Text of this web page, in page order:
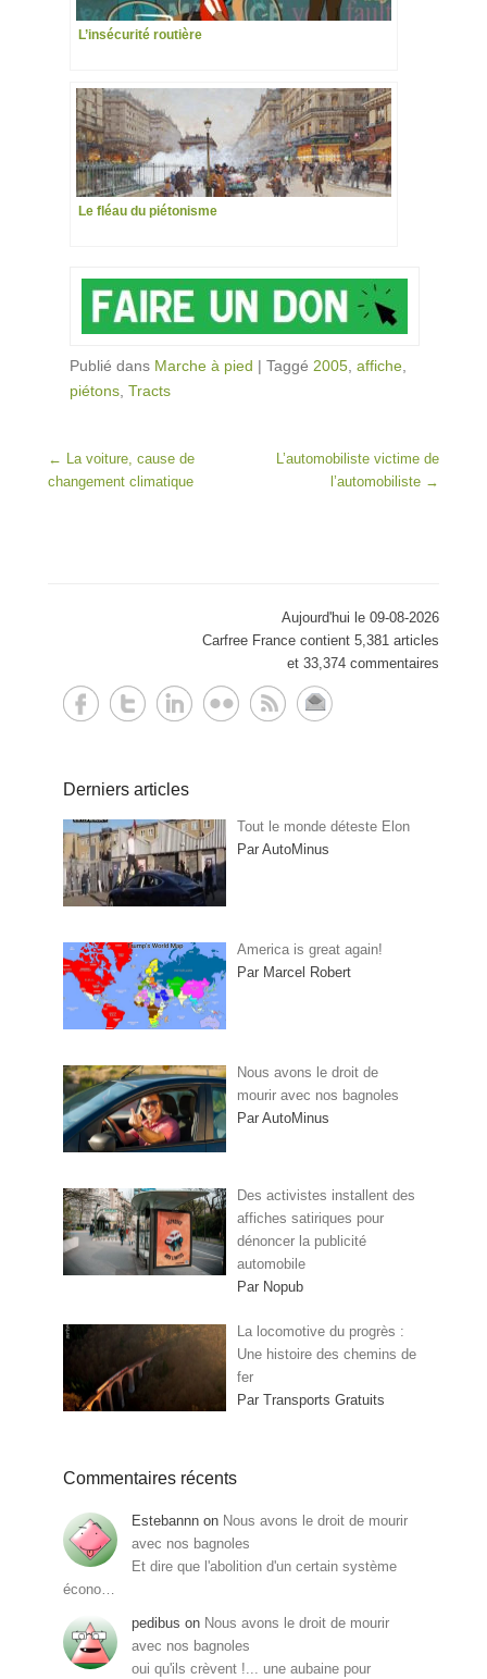
L’insécurité routière
Le fléau du piétonisme
Publié dans Marche à pied | Taggé 2005 affiche
piétons Tracts
Post navigation
←
La voiture, cause de
changement climatique
L’automobiliste victime de
l’automobiliste →
Aujourd'hui le 09-08-2026
Carfree France contient 5,381 articles
et 33,374 commentaires
Derniers articles
Tout le monde déteste Elon
Par AutoMinus
America is great again!
Par Marcel Robert
Nous avons le droit de
mourir avec nos bagnoles
Par AutoMinus
Des activistes installent des
affiches satiriques pour
dénoncer la publicité
automobile
Par Nopub
La locomotive du progrès :
Une histoire des chemins de
fer
Par Transports Gratuits
Commentaires récents
Estebannn on Nous avons le droit de mourir
avec nos bagnoles
Et dire que l'abolition d'un certain système
écono…
pedibus on Nous avons le droit de mourir
avec nos bagnoles
oui qu'ils crèvent !... une aubaine pour